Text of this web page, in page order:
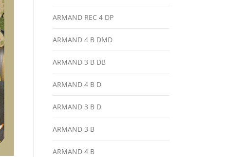
ARMAND REC 4 DP
ARMAND 4 B DMD
ARMAND 3 B DB
ARMAND 4 B D
ARMAND 3 B D
ARMAND 3 B
ARMAND 4 B